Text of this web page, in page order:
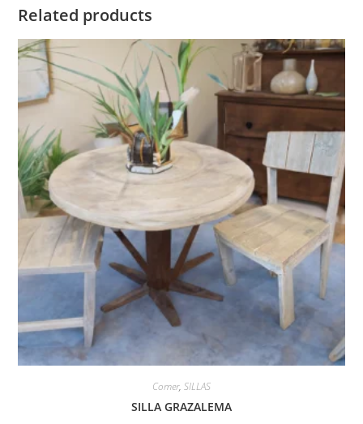
Related products
Comer, SILLAS
SILLA GRAZALEMA